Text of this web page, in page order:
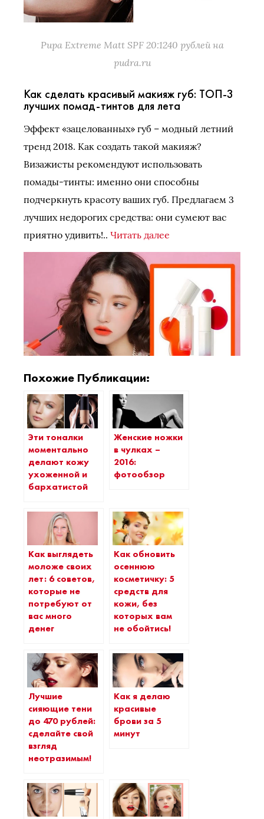
Pupa Extreme Matt SPF 20:1240 рублей на
pudra.ru
Как сделать красивый макияж губ: ТОП-3
лучших помад-тинтов для лета
Эффект «зацелованных» губ – модный летний
тренд 2018. Как создать такой макияж?
Визажисты рекомендуют использовать
помады-тинты: именно они способны
подчеркнуть красоту ваших губ. Предлагаем 3
лучших недорогих средства: они сумеют вас
приятно удивить!.. Читать далее
Похожие Публикации:
Эти тоналки
моментально
делают кожу
ухоженной и
бархатистой
Женские ножки
в чулках –
2016:
фотообзор
Как выглядеть
моложе своих
лет: 6 советов,
которые не
потребуют от
вас много
денег
Как обновить
осеннюю
косметичку: 5
средств для
кожи, без
которых вам
не обойтись!
Лучшие
сияющие тени
до 470 рублей:
сделайте свой
взгляд
неотразимым!
Как я делаю
красивые
брови за 5
минут